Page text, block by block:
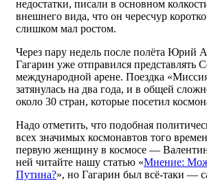
недостатки, писали в основном
внешнего вида, что он чересчур
слишком мал ростом.
Через пару недель после полёта Юрий
Гагарин уже отправился представлять
международной арене. Поездка
затянулась на два года, и в общей
около 30 стран, которые посетил
Надо отметить, что подобная
всех значимых космонавтов того
первую женщину в космосе —
ней читайте нашу статью «Мнение:
Путина?», но Гагарин был всё-таки —